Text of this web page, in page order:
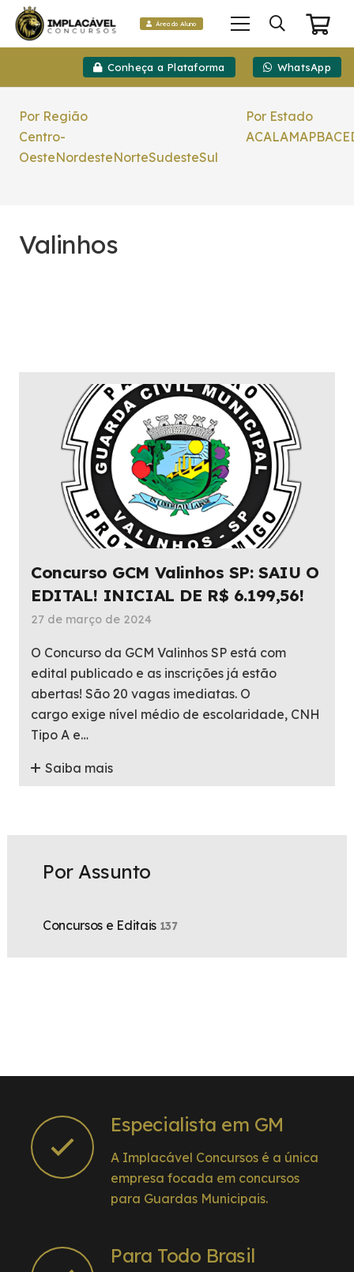
Área do Aluno
Conheça a Plataforma WhatsApp
Por Região
Centro-
OesteNordesteNorteSudesteSul
Por Estado
ACALAMAPBACE
Valinhos
Concurso GCM Valinhos SP: SAIU O
EDITAL! INICIAL DE R$ 6.199,56!
27 de março de 2024
O Concurso da GCM Valinhos SP está com
edital publicado e as inscrições já estão
abertas! São 20 vagas imediatas. O
cargo exige nível médio de escolaridade, CNH
Tipo A e…
Saiba mais
Por Assunto
Concursos e Editais 137
Especialista em GM
A Implacável Concursos é a única
empresa focada em concursos
para Guardas Municipais.
Para Todo Brasil